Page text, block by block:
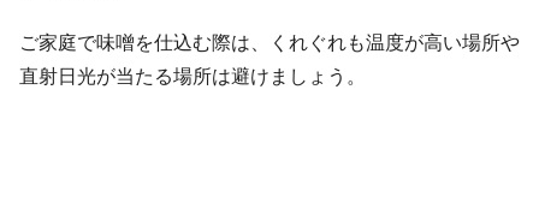
ご家庭で味噌を仕込む際は、くれぐれも温度が高い場所や
直射日光が当たる場所は避けましょう。